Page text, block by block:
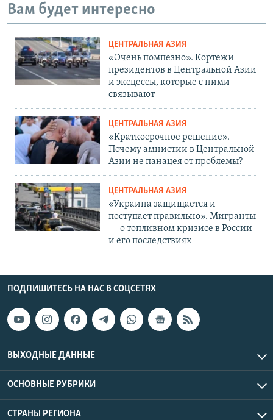
Вам будет интересно
ЦЕНТРАЛЬНАЯ АЗИЯ
«Очень помпезно». Кортежи
президентов в Центральной Азии
и эксцессы, которые с ними
связывают
ЦЕНТРАЛЬНАЯ АЗИЯ
«Краткосрочное решение».
Почему амнистии в Центральной
Азии не панацея от проблемы?
ЦЕНТРАЛЬНАЯ АЗИЯ
«Украина защищается и
поступает правильно». Мигранты
— о топливном кризисе в России
и его последствиях
ПОДПИШИТЕСЬ НА НАС В СОЦСЕТЯХ
ВЫХОДНЫЕ ДАННЫЕ
ОСНОВНЫЕ РУБРИКИ
СТРАНЫ РЕГИОНА